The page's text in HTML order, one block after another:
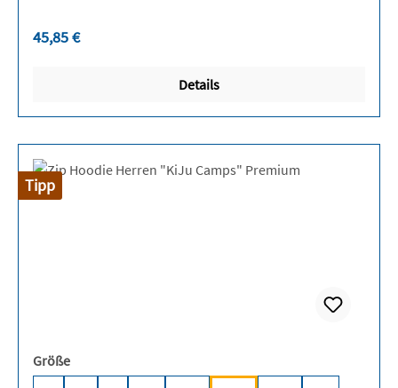
Regulärer Preis:
45,85 €
Details
Tipp
Größeauswählen